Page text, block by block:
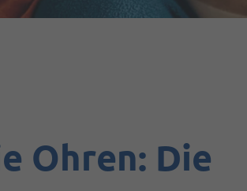
Ohren: Die